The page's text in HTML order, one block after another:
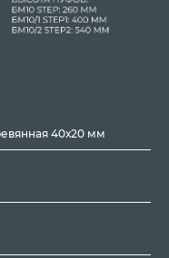
40х20 мм